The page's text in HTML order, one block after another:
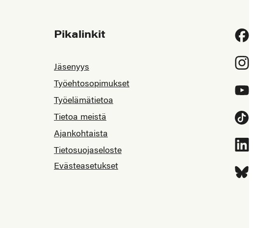
Pikalinkit
Jäsenyys
Työehtosopimukset
Työelämätietoa
Tietoa meistä
Ajankohtaista
Tietosuojaseloste
Evästeasetukset